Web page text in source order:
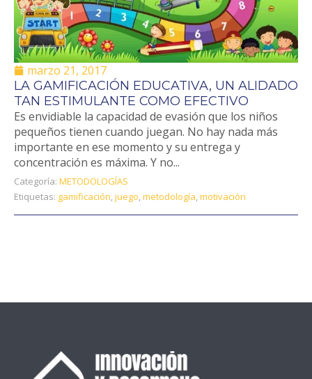
marzo 21, 2017
LA GAMIFICACIÓN EDUCATIVA, UN ALIDADO
TAN ESTIMULANTE COMO EFECTIVO
Es envidiable la capacidad de evasión que los niños
pequeños tienen cuando juegan. No hay nada más
importante en ese momento y su entrega y
concentración es máxima. Y no...
Categoría: METODOLOGÍAS
Etiquetas: gamificación,juego,metodología,motivación